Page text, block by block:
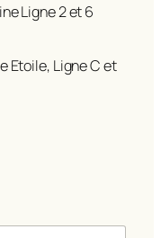
Ligne 2 et 6
Etoile, Ligne C et